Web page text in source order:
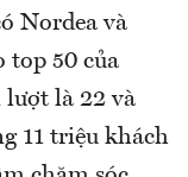
Nordea và
top 50 của
là 22 và
11 triệu khách